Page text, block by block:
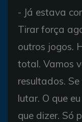
- Já estava
Tirar força
outros jogos.
total. Vamos
resultados.
lutar. O que
que dizer. Só